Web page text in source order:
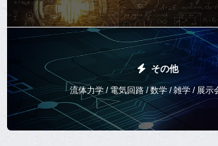
その他
流体力学 / 電気回路 / 数学 / 雑学 / 展示